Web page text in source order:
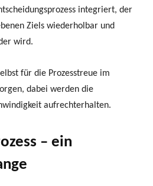
integriert, der
Ziels wiederholbar und
wird.
für die Prozesstreue im
dabei werden die
aufrechterhalten.
– ein